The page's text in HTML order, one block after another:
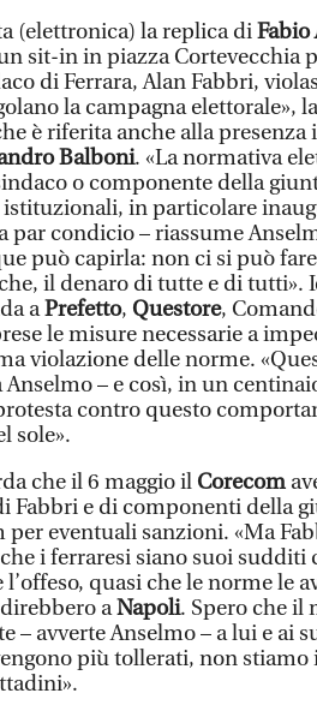
(elettronica) la replica diFabio
sit-in in piazza Cortevecchia
di Ferrara, Alan Fabbri,
la campagna elettorale»,
è riferita anche alla presenza
Balboni. «La normativa
o componente della
istituzionali, in particolare
par condicio – riassume
può capirla: non ci si può
il denaro di tutte e di tutti».
aPrefetto, Questore,
le misure necessarie a
violazione delle norme.
Anselmo – e così, in un
contro questo
sole».
che il 6 maggio il Corecom
Fabbri e di componenti della
per eventuali sanzioni. «Ma
i ferraresi siano suoi sudditi
quasi che le norme le
aNapoli. Spero che il
– avverte Anselmo – a lui e ai
più tollerati, non stiamo